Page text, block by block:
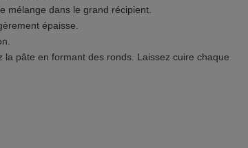
mélange dans le grand récipient.
épaisse.
pâte en formant des ronds. Laissez cuire chaque